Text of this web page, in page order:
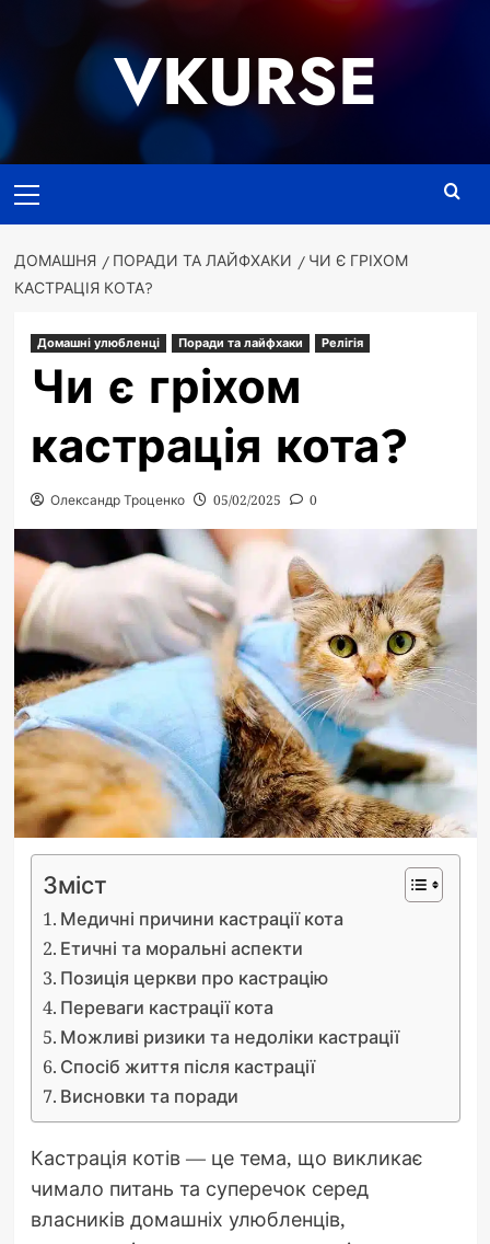
VKURSE
меню
ДОМАШНЯ ПОРАДИ ТА ЛАЙФХАКИ
ЧИ Є ГРІХОМ
КАСТРАЦІЯ КОТА?
Домашні улюбленці Поради та лайфхаки Релігія
Чи є гріхом
кастрація кота?
Олександр Троценко 05/02/2025 0
Зміст
Медичні причини кастрації кота
Етичні та моральні аспекти
Позиція церкви про кастрацію
Переваги кастрації кота
Можливі ризики та недоліки кастрації
Спосіб життя після кастрації
Висновки та поради
Кастрація котів — це тема, що викликає
чимало питань та суперечок серед
власників домашніх улюбленців,